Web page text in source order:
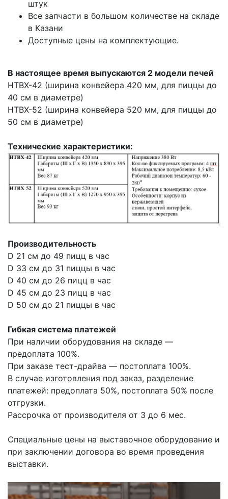
штук
Все запчасти в большом количестве на складе
в Казани
Доступные цены на комплектующие.
В настоящее время выпускаются 2 модели печей
HTBX-42 (ширина конвейера 420 мм, для пиццы до
40 см в диаметре)
HTBX-52 (ширина конвейера 520 мм, для пиццы до
50 см в диаметре)
Технические характеристики:
Производительность
D 21 см до 49 пицц в час
D 33 см до 31 пиццы в час
D 40 см до 26 пицц в час
D 45 см до 23 пицц в час
D 50 см до 21 пиццы в час
Гибкая система платежей
При наличии оборудования на складе —
предоплата 100%.
При заказе тест-драйва — постоплата 100%.
В случае изготовления под заказ, разделение
платежей: предоплата 50%, постоплата 50% после
отгрузки.
Рассрочка от производителя от 3 до 6 мес.
Специальные цены на выставочное оборудование и
при заключении договора во время проведения
выставки.